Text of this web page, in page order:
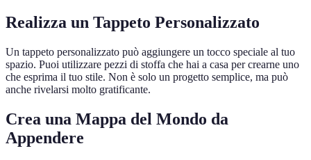
Realizza un Tappeto Personalizzato
Un tappeto personalizzato può aggiungere un tocco speciale al tuo
spazio. Puoi utilizzare pezzi di stoffa che hai a casa per crearne uno
che esprima il tuo stile. Non è solo un progetto semplice, ma può
anche rivelarsi molto gratificante.
Crea una Mappa del Mondo da
Appendere